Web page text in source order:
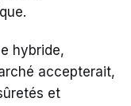
hybride,
accepterait,
et